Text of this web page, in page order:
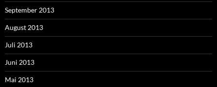
September 2013
August 2013
Juli 2013
Juni 2013
Mai 2013